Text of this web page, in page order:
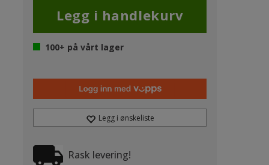
100+ på vårt lager
Legg i ønskeliste
Rask levering!